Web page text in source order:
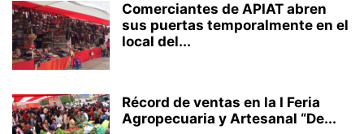
Comerciantes de APIAT abren
sus puertas temporalmente en el
local del...
Récord de ventas en la I Feria
Agropecuaria y Artesanal “De...